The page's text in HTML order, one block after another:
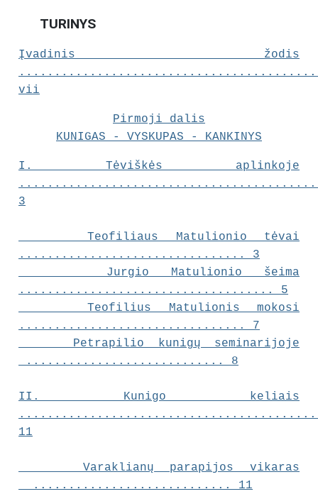
TURINYS
Įvadinis žodis
vii
Pirmoji dalis
KUNIGAS - VYSKUPAS - KANKINYS
I. Tėviškės aplinkoje
3
Teofiliaus Matulionio tėvai
................................ 3
Jurgio Matulionio šeima
.................................... 5
Teofilius Matulionis mokosi
................................ 7
Petrapilio kunigų seminarijoje
............................ 8
II. Kunigo keliais
11
Varaklianų parapijos vikaras
............................ 11